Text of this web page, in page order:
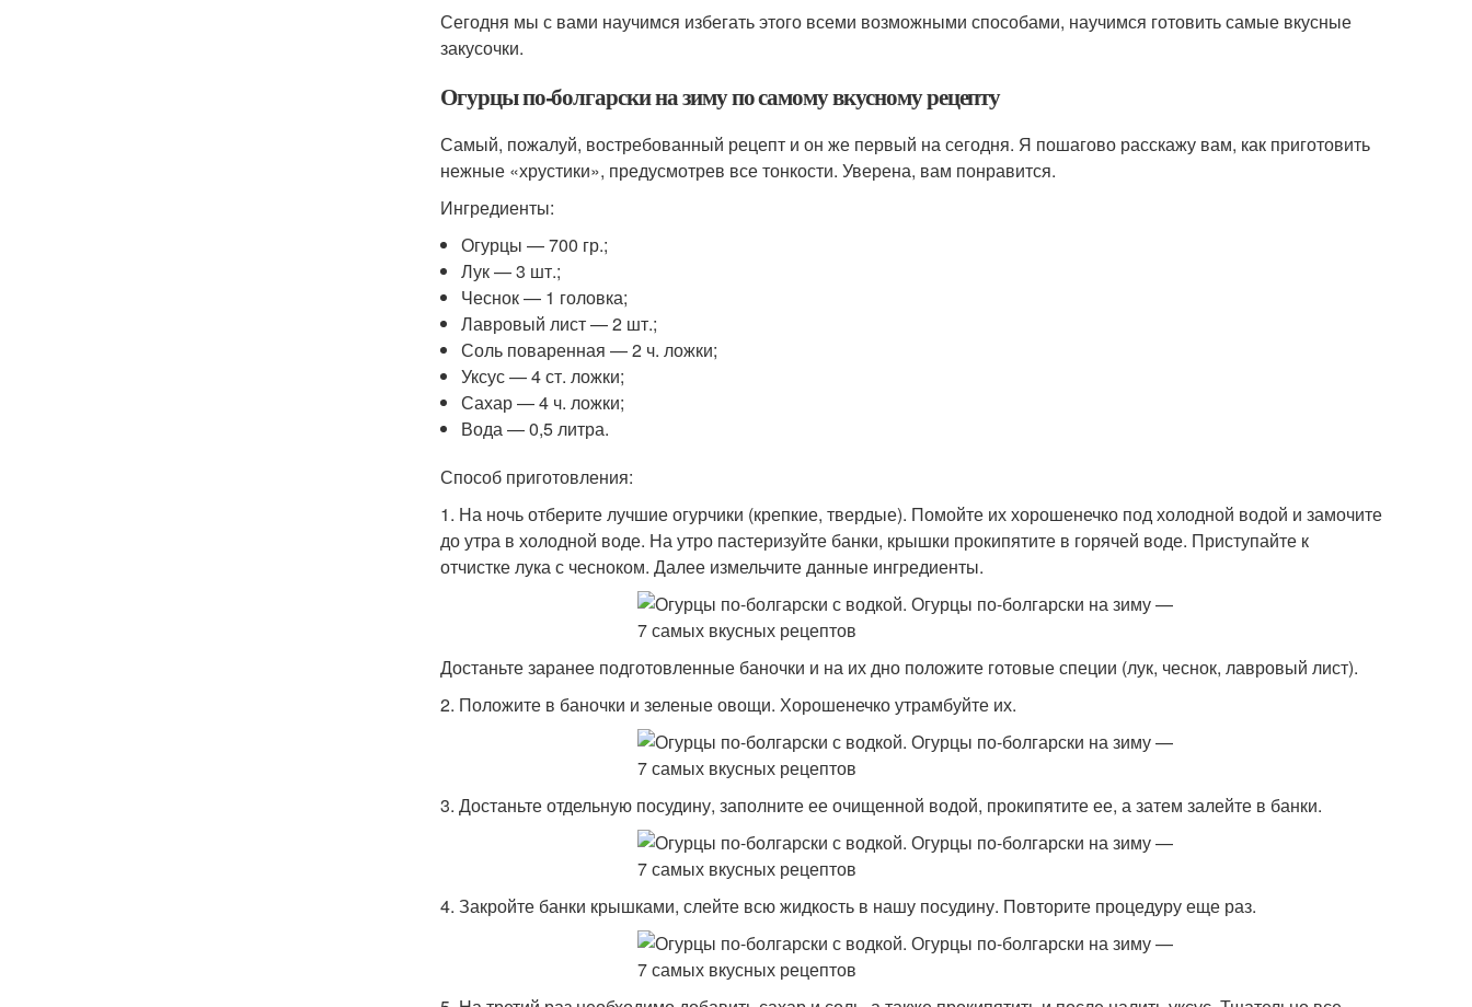
Сегодня мы с вами научимся избегать этого всеми возможными способами, научимся готовить самые вкусные
закусочки.
Огурцы по-болгарски на зиму по самому вкусному рецепту
Самый, пожалуй, востребованный рецепт и он же первый на сегодня. Я пошагово расскажу вам, как приготовить
нежные «хрустики», предусмотрев все тонкости. Уверена, вам понравится.
Ингредиенты:
Огурцы — 700 гр.;
Лук — 3 шт.;
Чеснок — 1 головка;
Лавровый лист — 2 шт.;
Соль поваренная — 2 ч. ложки;
Уксус — 4 ст. ложки;
Сахар — 4 ч. ложки;
Вода — 0,5 литра.
Способ приготовления:
1. На ночь отберите лучшие огурчики (крепкие, твердые). Помойте их хорошенечко под холодной водой и замочите
до утра в холодной воде. На утро пастеризуйте банки, крышки прокипятите в горячей воде. Приступайте к
отчистке лука с чесноком. Далее измельчите данные ингредиенты.
Достаньте заранее подготовленные баночки и на их дно положите готовые специи (лук, чеснок, лавровый лист).
2. Положите в баночки и зеленые овощи. Хорошенечко утрамбуйте их.
3. Достаньте отдельную посудину, заполните ее очищенной водой, прокипятите ее, а затем залейте в банки.
4. Закройте банки крышками, слейте всю жидкость в нашу посудину. Повторите процедуру еще раз.